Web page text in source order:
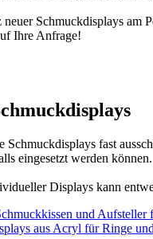
neuer Schmuckdisplays am
Ihre Anfrage!
Schmuckdisplays fast
eingesetzt werden
Displays kann